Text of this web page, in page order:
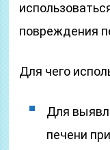
повреждения
Для чего
Для
печени